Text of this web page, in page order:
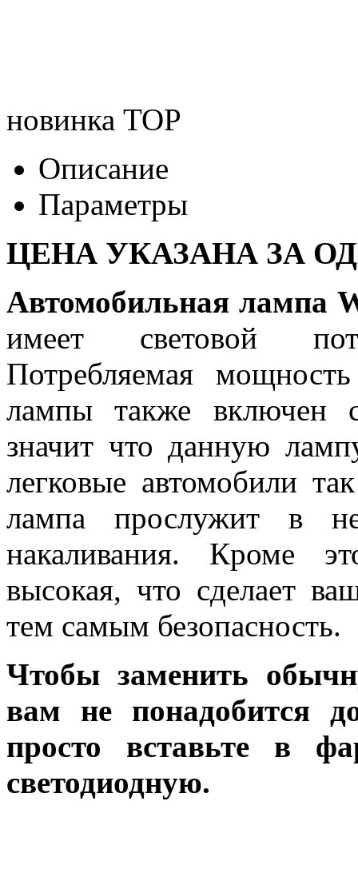
новинка TOP
Описание
Параметры
ЦЕНА УКАЗАНА ЗА
Автомобильная лампа
имеет световой
Потребляемая
лампы также включен
значит что данную
легковые автомобили
лампа прослужит в
накаливания. Кроме
высокая, что сделает
тем самым безопасность.
Чтобы заменить
вам не понадобится
просто вставьте в
светодиодную.